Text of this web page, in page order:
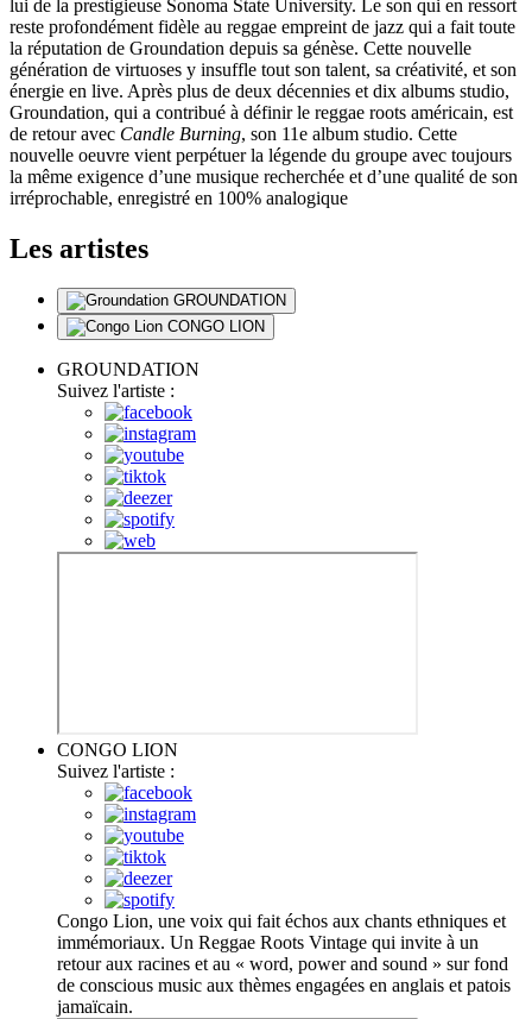
lui de la prestigieuse Sonoma State University. Le son qui en ressort
reste profondément fidèle au reggae empreint de jazz qui a fait toute
la réputation de Groundation depuis sa génèse. Cette nouvelle
génération de virtuoses y insuffle tout son talent, sa créativité, et son
énergie en live. Après plus de deux décennies et dix albums studio,
Groundation, qui a contribué à définir le reggae roots américain, est
de retour avec Candle Burning, son 11e album studio. Cette
nouvelle oeuvre vient perpétuer la légende du groupe avec toujours
la même exigence d’une musique recherchée et d’une qualité de son
irréprochable, enregistré en 100% analogique
Les artistes
GROUNDATION
CONGO LION
GROUNDATION
Suivez l'artiste :
CONGO LION
Suivez l'artiste :
Congo Lion, une voix qui fait échos aux chants ethniques et
immémoriaux. Un Reggae Roots Vintage qui invite à un
retour aux racines et au « word, power and sound » sur fond
de conscious music aux thèmes engagées en anglais et patois
jamaïcain.